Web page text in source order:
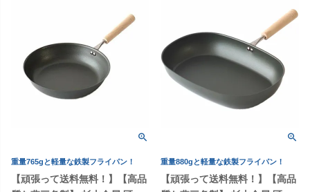
重量765gと軽量な鉄製フライパン！
【頑張って送料無料！】【高品
重量880gと軽量な鉄製フライパン！
【頑張って送料無料！】【高品